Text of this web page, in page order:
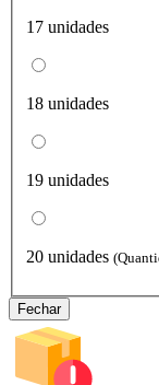
17 unidades
18 unidades
19 unidades
20 unidades
Fechar